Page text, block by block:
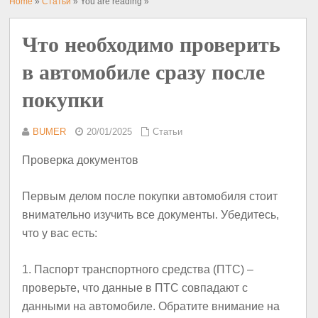
Что необходимо проверить
в автомобиле сразу после
покупки
BUMER 20/01/2025 Статьи
Проверка документов
Первым делом после покупки автомобиля стоит
внимательно изучить все документы. Убедитесь,
что у вас есть:
1. Паспорт транспортного средства (ПТС) –
проверьте, что данные в ПТС совпадают с
данными на автомобиле. Обратите внимание на